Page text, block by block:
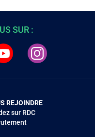
SUR :
REJOINDRE
sur RDC